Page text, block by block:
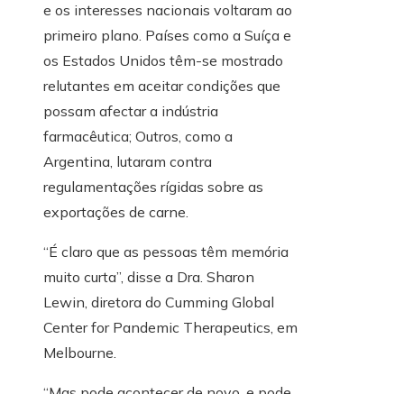
e os interesses nacionais voltaram ao
primeiro plano. Países como a Suíça e
os Estados Unidos têm-se mostrado
relutantes em aceitar condições que
possam afectar a indústria
farmacêutica; Outros, como a
Argentina, lutaram contra
regulamentações rígidas sobre as
exportações de carne.
“É claro que as pessoas têm memória
muito curta”, disse a Dra. Sharon
Lewin, diretora do Cumming Global
Center for Pandemic Therapeutics, em
Melbourne.